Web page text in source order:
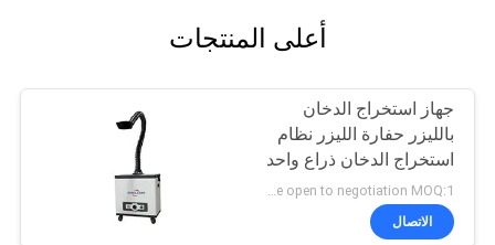
أعلى المنتجات
جهاز استخراج الدخان
بالليزر حفارة الليزر نظام
استخراج الدخان ذراع واحد
Be open to negotiation MOQ:1 مجموعة
الاتصال